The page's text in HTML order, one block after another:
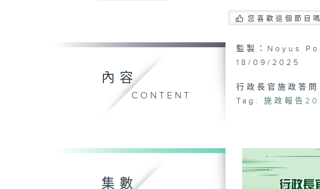
您喜歡這個節目
內容
CONTENT
監製：Noyus
18/09/2025
行政長官施政答問
Tag:
施政報告
集數